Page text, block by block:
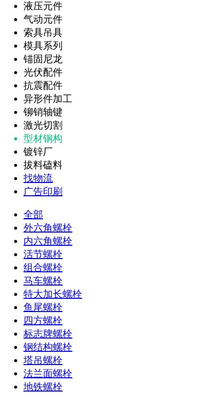
液压元件
气动元件
索具吊具
模具系列
锚固尼龙
光伏配件
抗震配件
异形件加工
铆销轴键
激光切割
型材钢构
镀锌厂
拔料磕料
找物流
广告印刷
全部
外六角螺栓
内六角螺栓
活节螺栓
组合螺栓
马车螺栓
特大加长螺栓
鱼尾螺栓
四方螺栓
标志牌螺栓
钢结构螺栓
塔吊螺栓
法兰面螺栓
地铁螺栓